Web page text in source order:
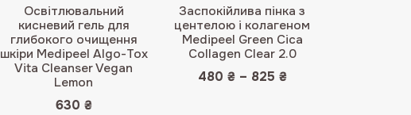
Освітлювальний
кисневий гель для
глибокого очищення
шкіри Medipeel Algo-Tox
Vita Cleanser Vegan
Lemon
630 ₴
Заспокійлива пінка з
центелою і колагеном
Medipeel Green Cica
Collagen Clear 2.0
Оцінено в
5.00 з 5
480 ₴– 825 ₴